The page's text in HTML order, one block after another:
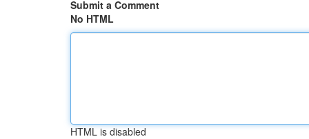
Submit a Comment
No HTML
HTML is disabled